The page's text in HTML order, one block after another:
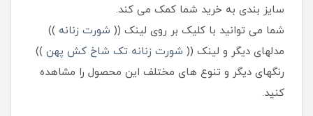
سایز بندی به خرید شما کمک می کند.
شما می توانید با کلیک بر روی لینک (( شورت زنانه ))
مدلهای دیگر و لینک (( شورت زنانه تک شاخ کش پهن ))
رنگهای دیگر و تنوع های مختلف این محصول را مشاهده
کنید.